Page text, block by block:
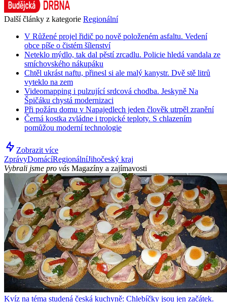
Další články z kategorie Regionální
V Růžené projel řidič po nově položeném asfaltu. Vedení
obce píše o čistém šílenství
Neteklo mýdlo, tak dal pěstí zrcadlu. Policie hledá vandala ze
smíchovského nákupáku
Chtěl ukrást naftu, přinesl si ale malý kanystr. Dvě stě litrů
vyteklo na zem
Videomapping i pulzující srdcová chodba. Jeskyně Na
Špičáku chystá modernizaci
Při požáru domu v Napajedlech jeden člověk utrpěl zranění
Černá kostka zvládne i tropické teploty. S chlazením
pomůžou moderní technologie
Zobrazit více
ZprávyDomácíRegionálníJihočeský kraj
Vybrali jsme pro vás Magazíny a zajímavosti
Kvíz na téma studená česká kuchyně: Chlebíčky jsou jen začátek.